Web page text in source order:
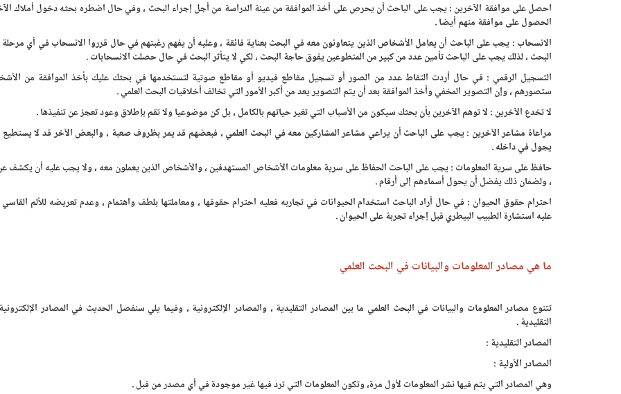
احصل على موافقة الآخرين : يجب على الباحث أن يحرص على أخذ الموافقة من عينة الدراسة من أجل إجراء البحث ، وفي حال اضطره بحثه دخول أملاك
الحصول على موافقة منهم أيضا .
الانسحاب : يجب على الباحث أن يعامل الأشخاص الذين يتعاونون معه في البحث بعناية فائقة ، وعليه أن يفهم رغبتهم في حال قرروا الانسحاب في أي
البحث ، لذلك يجب على الباحث تأمين عدد من كبير من المتطوعين يفوق حاجة البحث ، لكي لا يتأثر البحث في حال حصلت الانسحابات .
التسجيل الرقمي : في حال أردت التقاط عدد من الصور أو تسجيل مقاطع فيديو أو مقاطع صوتية لتستخدمها في بحثك عليك بأخذ الموافقة من
ستصورهم ، وإن التصوير المخفي وأخذ الموافقة بعد أن يتم التصوير يعد من أكبر الأمور التي تخالف أخلاقيات البحث العلمي .
لا تخدع الآخرين : لا توهم الآخرين بأن بحثك سيكون من الأسباب التي تغير حياتهم بالكامل ، بل كن موضوعيا ولا تقم بإطلاق وعود تعجز عن تنفيذها .
مراعاة مشاعر الآخرين : يجب على الباحث أن يراعي مشاعر المشاركين معه في البحث العلمي ، فبعضهم قد يمر بظروف صعبة ، والبعض الآخر قد لا يستطيع
يجول في داخله .
حافظ على سرية المعلومات : يجب على الباحث الحفاظ على سرية معلومات الأشخاص المستهدفين ، والأشخاص الذين يعملون معه ، ولا يجب عليه أن يكشف
، ولضمان ذلك يفضل أن يحول أسماءهم إلى أرقام .
احترام حقوق الحيوان : في حال أراد الباحث استخدام الحيوانات في تجاربه فعليه احترام حقوقها ، ومعاملتها بلطف واهتمام ، وعدم تعريضه للألم
عليه استشارة الطبيب البيطري قبل إجراء تجربة على الحيوان .
ما هي مصادر المعلومات والبيانات في البحث العلمي
تتنوع مصادر المعلومات والبيانات في البحث العلمي ما بين المصادر التقليدية ، والمصادر الإلكترونية ، وفيما يلي سنفصل الحديث في المصادر
التقليدية .
المصادر التقليدية :
المصادر الأولية :
وهي المصادر التي يتم فيها نشر المعلومات لأول مرة، وتكون المعلومات التي ترد فيها غير موجودة في أي مصدر من قبل .